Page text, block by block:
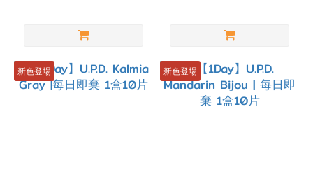
新色登場 新色登場